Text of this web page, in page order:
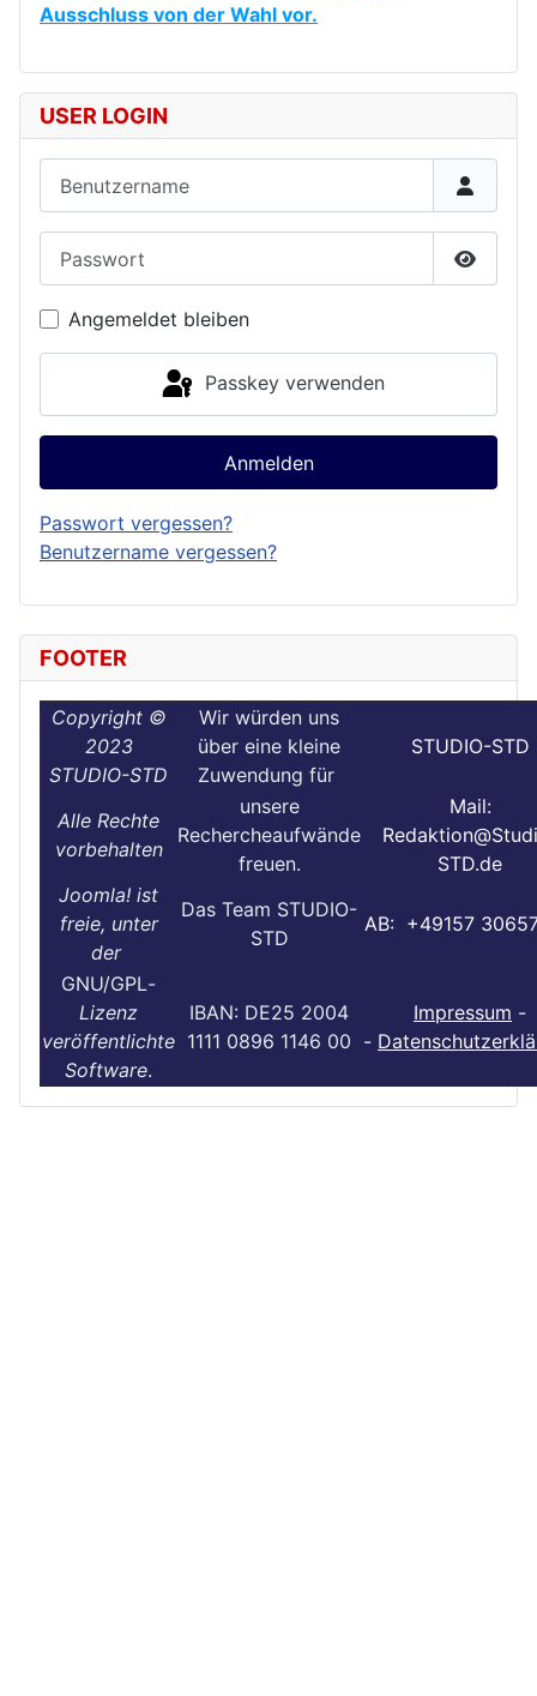
Ausschluss von der Wahl vor.
USER LOGIN
Angemeldet bleiben
Passkey verwenden
Anmelden
Passwort vergessen?
Benutzername vergessen?
FOOTER
Copyright ©
2023
STUDIO-STD
Wir würden uns
über eine kleine
Zuwendung für
STUDIO-STD
Alle Rechte
vorbehalten
unsere
Rechercheaufwände
freuen.
Mail:
STD.de
Joomla! ist
freie, unter
der
Das Team STUDIO-
STD
AB: +49157
GNU/GPL-
Lizenz
veröffentlichte
Software.
IBAN: DE25 2004
1111 0896 1146 00
Impressum -
-